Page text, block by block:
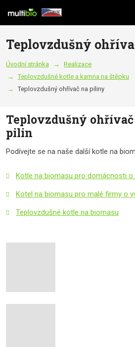
Teplovzdušný
Úvodní stránka
Realizace
Teplovzdušné kotle a kamna na štěpku
Teplovzdušný ohřívač na piliny
Teplovzdušný
pilin
Podívejte se na naše další kotle na
Kotle na biomasu pro domácnosti o
Kotel na biomasu pro malé firmy o
Teplovzdušné kotle na biomasu